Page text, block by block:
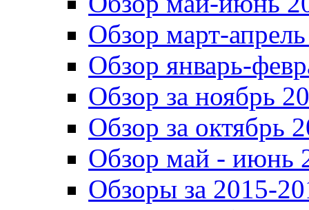
Обзор март-
Обзор январь-
Обзор за ноябрь
Обзор за октябрь
Обзор май - июнь
Обзоры за 2015-